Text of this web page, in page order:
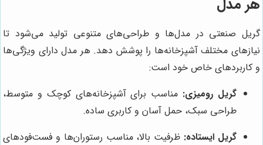
هر مدل
گریل صنعتی در مدل‌ها و طراحی‌های متنوعی تولید می‌شود تا
نیازهای مختلف آشپزخانه‌ها را پوشش دهد. هر مدل دارای ویژگی‌ها
و کاربردهای خاص خود است:
گریل رومیزی: مناسب برای آشپزخانه‌های کوچک و متوسط،
طراحی سبک، حمل آسان و کاربری ساده.
گریل ایستاده: ظرفیت بالا، مناسب رستوران‌ها و فست‌فودهای